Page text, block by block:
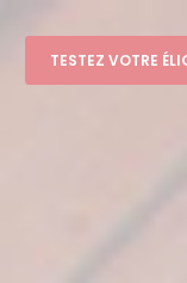
TESTEZ VOTRE